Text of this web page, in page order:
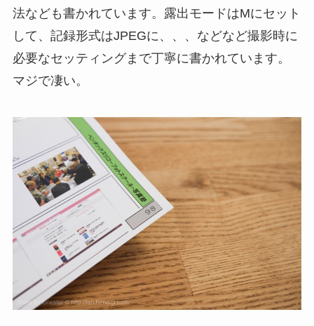
法なども書かれています。露出モードはMにセット
して、記録形式はJPEGに、、、などなど撮影時に
必要なセッティングまで丁寧に書かれています。
マジで凄い。